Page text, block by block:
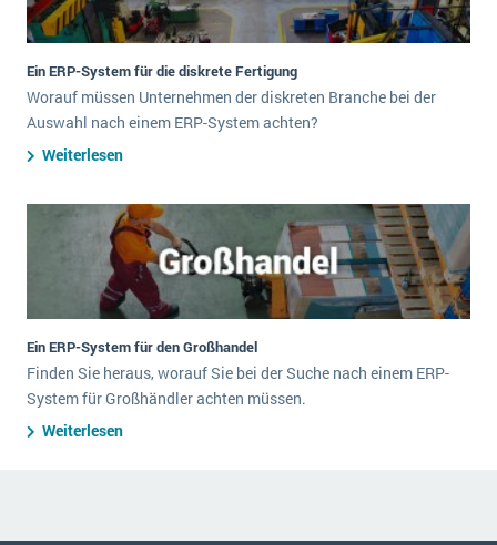
Ein ERP-System für die diskrete Fertigung
Worauf müssen Unternehmen der diskreten Branche bei der
Auswahl nach einem ERP-System achten?
Weiterlesen
Ein ERP-System für den Großhandel
Finden Sie heraus, worauf Sie bei der Suche nach einem ERP-
System für Großhändler achten müssen.
Weiterlesen